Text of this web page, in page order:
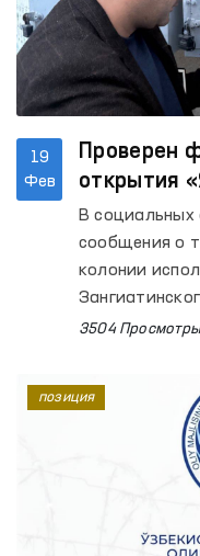
19
Фев
Проверен
открытия
В социальных
сообщения о
колонии
заместителем
3504 Просмотры
позиция